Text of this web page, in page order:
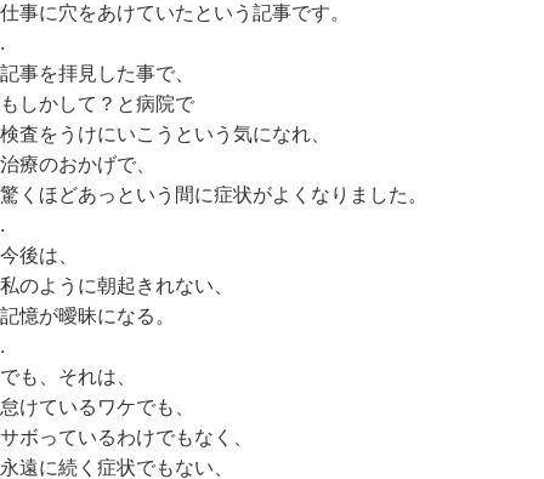
仕事に穴をあけていたという記事です。
.
記事を拝見した事で、
もしかして？と病院で
検査をうけにいこうという気になれ、
治療のおかげで、
驚くほどあっという間に症状がよくなりました。
.
今後は、
私のように朝起きれない、
記憶が曖昧になる。
.
でも、それは、
怠けているワケでも、
サボっているわけでもなく、
永遠に続く症状でもない、